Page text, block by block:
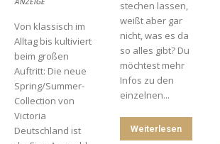
Von klassisch im
Alltag bis kultiviert
beim großen
Auftritt: Die neue
Spring/Summer-
Collection von
Victoria
Deutschland ist
stechen lassen,
weißt aber gar
nicht, was es da
so alles gibt? Du
möchtest mehr
Infos zu den
einzelnen...
Weiterlesen